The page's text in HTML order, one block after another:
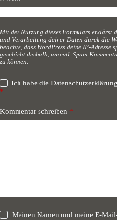
Mit der Nutzung dieses Formulars erklärst
und Verarbeitung deiner Daten durch die
beachte, dass WordPress deine IP-Adresse
geschieht deshalb, um evtl. Spam-
zu können.
Ich habe die Datenschutzerklärung
*
Kommentar schreiben *
Meinen Namen und meine E-
i
v
: